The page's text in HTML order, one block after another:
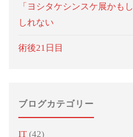
「ヨシタケシンスケ展かも
しれない
術後21日目
ブログカテゴリー
IT(42)